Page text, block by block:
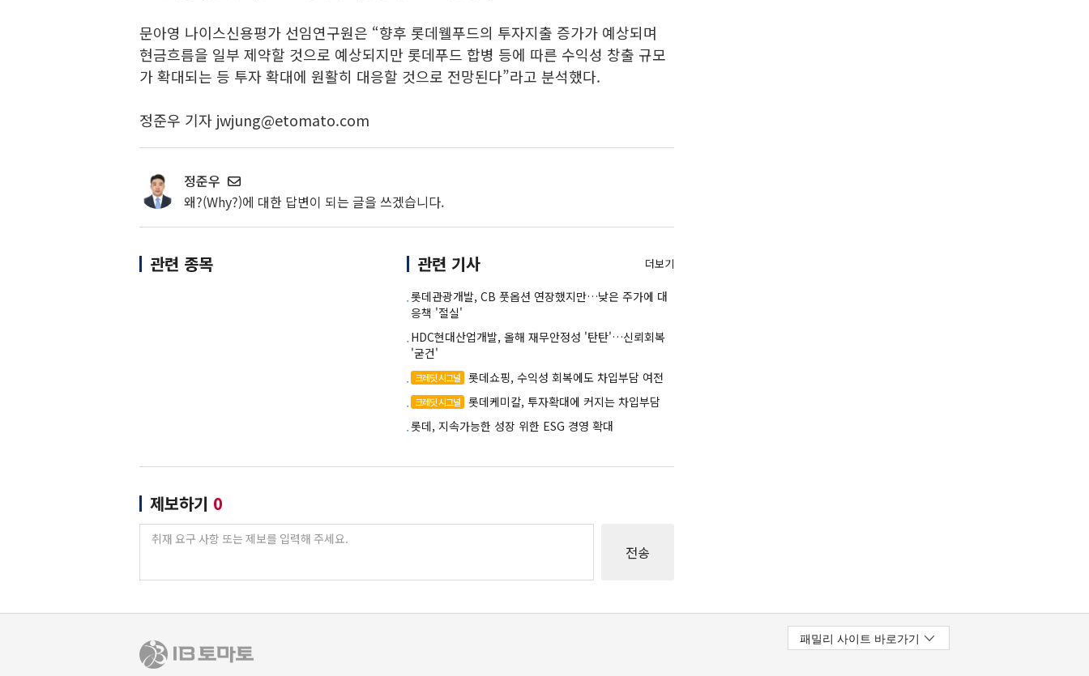
문아영 나이스신용평가 선임연구원은 “향후 롯데웰푸드의 투자지출 증가가 예상되며
현금흐름을 일부 제약할 것으로 예상되지만 롯데푸드 합병 등에 따른 수익성 창출 규모
가 확대되는 등 투자 확대에 원활히 대응할 것으로 전망된다”라고 분석했다.
정준우 기자 jwjung@etomato.com
정준우
왜?(Why?)에 대한 답변이 되는 글을 쓰겠습니다.
관련 종목 관련 기사 더보기
롯데관광개발, CB 풋옵션 연장했지만…낮은 주가에 대
응책 '절실'
HDC현대산업개발, 올해 재무안정성 '탄탄'…신뢰회복
'굳건'
크레딧 시그널 롯데쇼핑, 수익성 회복에도 차입부담 여전
크레딧 시그널
롯데케미칼, 투자확대에 커지는 차입부담
롯데, 지속가능한 성장 위한 ESG 경영 확대
제보하기 0